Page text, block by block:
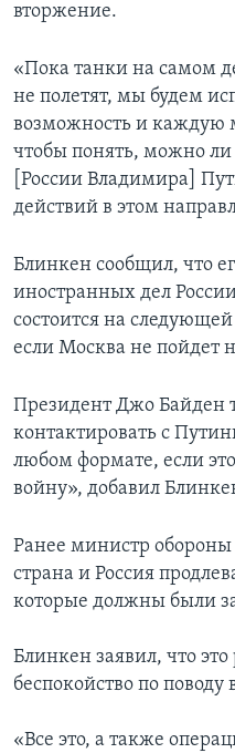
вторжение.
«Пока танки на самом
не полетят, мы будем
возможность и каждую
чтобы понять, можно ли
[России Владимира]
действий в этом
Блинкен сообщил, что
иностранных дел
состоится на
если Москва не пойдет
Президент Джо Байден
контактировать с
любом формате, если
войну», добавил
Ранее министр обороны
страна и Россия
которые должны были
Блинкен заявил, что
беспокойство по
«Все это, а также